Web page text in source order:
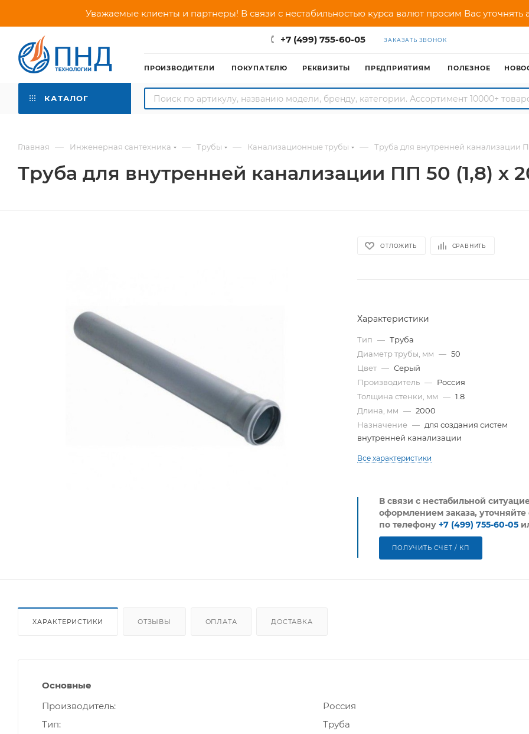
Уважаемые клиенты и партнеры! В связи с нестабильностью курса валют просим Вас
+7 (499) 755-60-05 ЗАКАЗАТЬ ЗВОНОК
ПРОИЗВОДИТЕЛИ ПОКУПАТЕЛЮ РЕКВИЗИТЫ ПРЕДПРИЯТИЯМ ПОЛЕЗНОЕ
КАТАЛОГ
Главная — Инженерная сантехника — Трубы — Канализационные трубы — Труба для внутренней канализации
Труба для внутренней канализации ПП 50 (1,8) х
ОТЛОЖИТЬ СРАВНИТЬ
Характеристики
Тип — Труба
Диаметр трубы, мм — 50
Цвет — Серый
Производитель — Россия
Толщина стенки, мм — 1.8
Длина, мм — 2000
Назначение — для создания систем
внутренней канализации
Все характеристики
В связи с нестабильной
оформлением заказа, уточняйте
по телефону+7 (499) 755-60-05
ПОЛУЧИТЬ СЧЕТ / КП
ХАРАКТЕРИСТИКИ ОТЗЫВЫ ОПЛАТА ДОСТАВКА
Основные
Производитель
Россия
Тип
Труба